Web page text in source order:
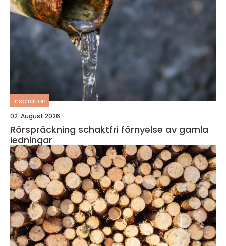
inspiration
02. August 2026
Rörspräckning schaktfri förnyelse av gamla
ledningar